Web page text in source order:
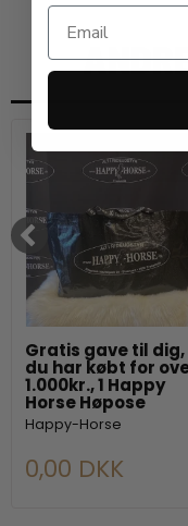
Gratis gave til dig,
du har købt for
1.000kr., 1 Happy
Horse Høpose
Happy-Horse
0,00 DKK